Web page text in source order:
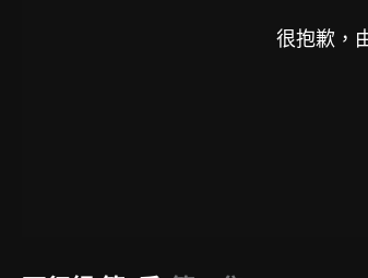
很抱歉，